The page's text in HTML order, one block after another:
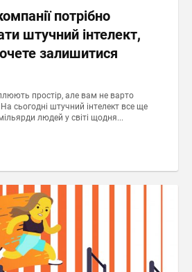
потрібно
штучний інтелект,
залишитися
простір, але вам не варто
сьогодні штучний інтелект все ще
людей у світі щодня...